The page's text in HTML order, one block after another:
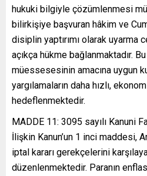
hukuki bilgiyle çözümlenmesi
bilirkişiye başvuran hâkim ve
disiplin yaptırımı olarak uyarma
açıkça hükme bağlanmaktadır.
müessesesinin amacına uygun
yargılamaların daha hızlı,
hedeflenmektedir.
MADDE 11: 3095 sayılı Kanuni
İlişkin Kanun’un 1 inci maddesi,
iptal kararı gerekçelerini
düzenlenmektedir. Paranın